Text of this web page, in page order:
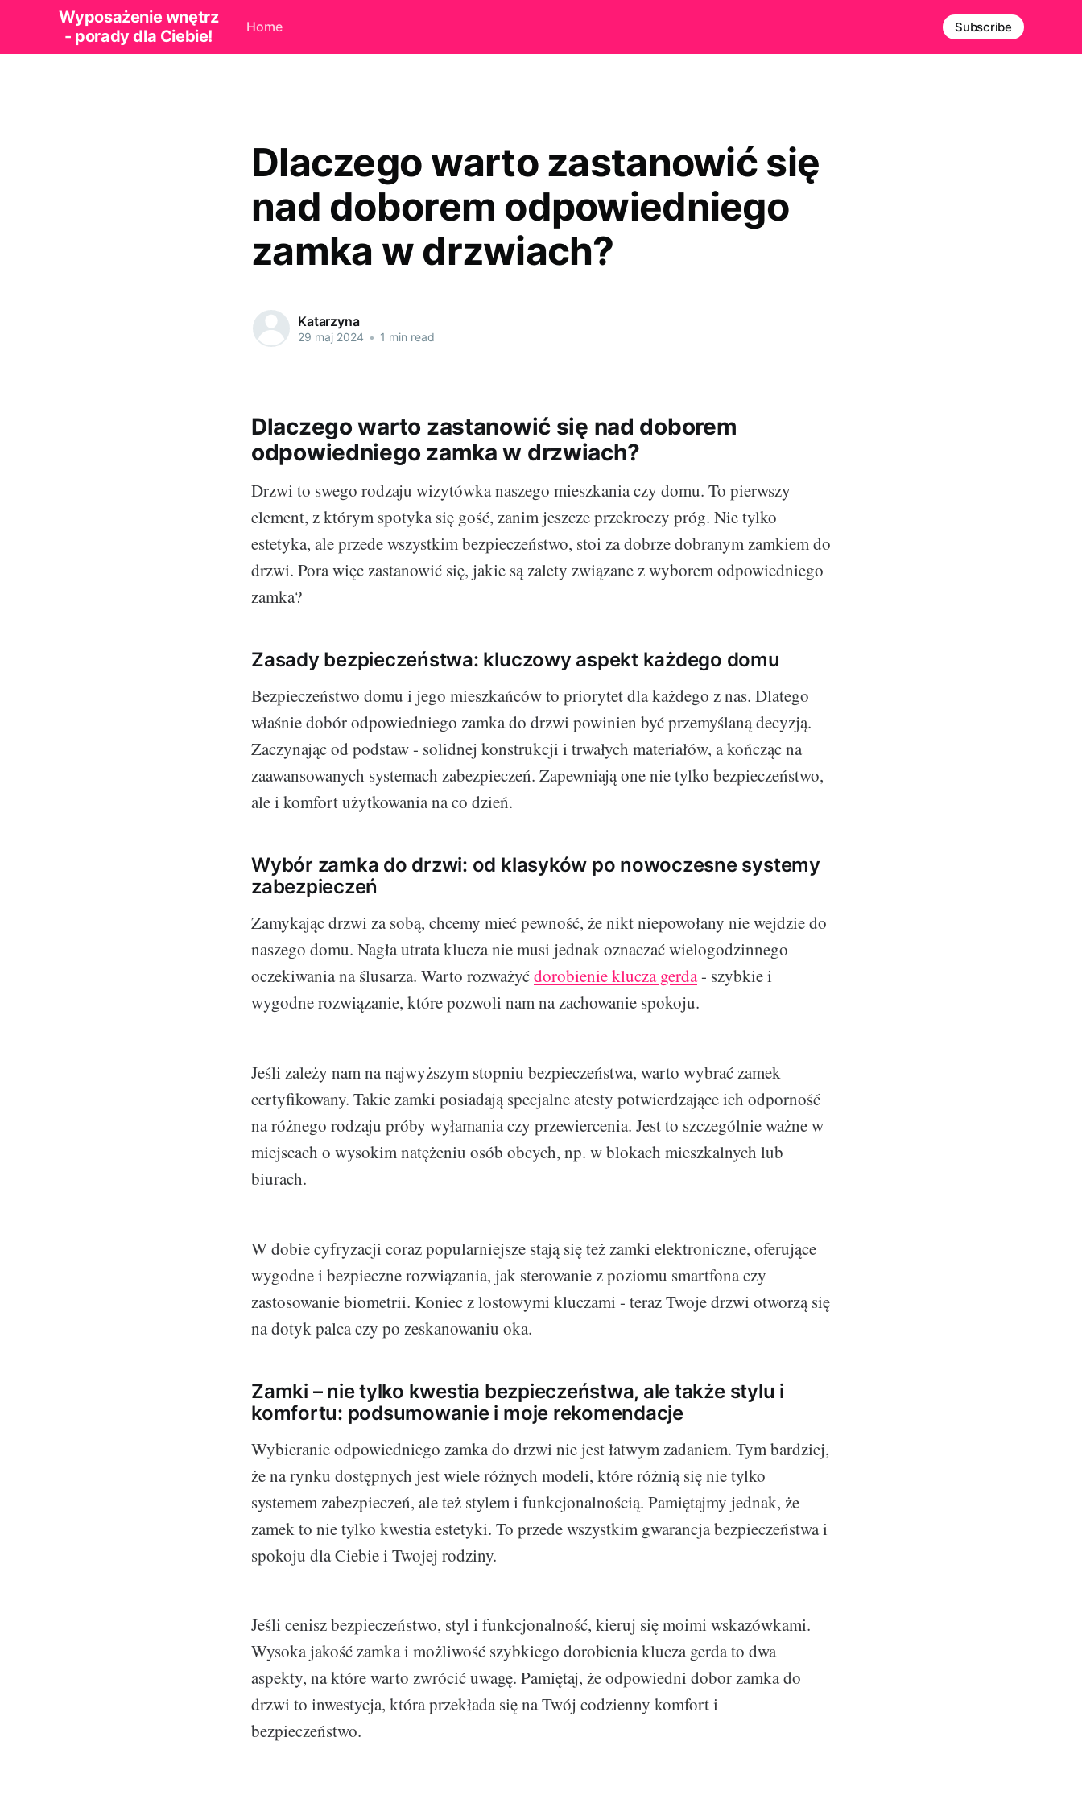
Wyposażenie wnętrz
- porady dla Ciebie!
Home Subscribe
Dlaczego warto zastanowić się
nad doborem odpowiedniego
zamka w drzwiach?
Katarzyna
29 maj 2024 • 1 min read
Dlaczego warto zastanowić się nad doborem
odpowiedniego zamka w drzwiach?
Drzwi to swego rodzaju wizytówka naszego mieszkania czy domu. To pierwszy
element, z którym spotyka się gość, zanim jeszcze przekroczy próg. Nie tylko
estetyka, ale przede wszystkim bezpieczeństwo, stoi za dobrze dobranym zamkiem do
drzwi. Pora więc zastanowić się, jakie są zalety związane z wyborem odpowiedniego
zamka?
Zasady bezpieczeństwa: kluczowy aspekt każdego domu
Bezpieczeństwo domu i jego mieszkańców to priorytet dla każdego z nas. Dlatego
właśnie dobór odpowiedniego zamka do drzwi powinien być przemyślaną decyzją.
Zaczynając od podstaw - solidnej konstrukcji i trwałych materiałów, a kończąc na
zaawansowanych systemach zabezpieczeń. Zapewniają one nie tylko bezpieczeństwo,
ale i komfort użytkowania na co dzień.
Wybór zamka do drzwi: od klasyków po nowoczesne systemy
zabezpieczeń
Zamykając drzwi za sobą, chcemy mieć pewność, że nikt niepowołany nie wejdzie do
naszego domu. Nagła utrata klucza nie musi jednak oznaczać wielogodzinnego
oczekiwania na ślusarza. Warto rozważyćdorobienie klucza gerda- szybkie i
wygodne rozwiązanie, które pozwoli nam na zachowanie spokoju.
Jeśli zależy nam na najwyższym stopniu bezpieczeństwa, warto wybrać zamek
certyfikowany. Takie zamki posiadają specjalne atesty potwierdzające ich odporność
na różnego rodzaju próby wyłamania czy przewiercenia. Jest to szczególnie ważne w
miejscach o wysokim natężeniu osób obcych, np. w blokach mieszkalnych lub
biurach.
W dobie cyfryzacji coraz popularniejsze stają się też zamki elektroniczne, oferujące
wygodne i bezpieczne rozwiązania, jak sterowanie z poziomu smartfona czy
zastosowanie biometrii. Koniec z lostowymi kluczami - teraz Twoje drzwi otworzą się
na dotyk palca czy po zeskanowaniu oka.
Zamki – nie tylko kwestia bezpieczeństwa, ale także stylu i
komfortu: podsumowanie i moje rekomendacje
Wybieranie odpowiedniego zamka do drzwi nie jest łatwym zadaniem. Tym bardziej,
że na rynku dostępnych jest wiele różnych modeli, które różnią się nie tylko
systemem zabezpieczeń, ale też stylem i funkcjonalnością. Pamiętajmy jednak, że
zamek to nie tylko kwestia estetyki. To przede wszystkim gwarancja bezpieczeństwa i
spokoju dla Ciebie i Twojej rodziny.
Jeśli cenisz bezpieczeństwo, styl i funkcjonalność, kieruj się moimi wskazówkami.
Wysoka jakość zamka i możliwość szybkiego dorobienia klucza gerda to dwa
aspekty, na które warto zwrócić uwagę. Pamiętaj, że odpowiedni dobor zamka do
drzwi to inwestycja, która przekłada się na Twój codzienny komfort i
bezpieczeństwo.